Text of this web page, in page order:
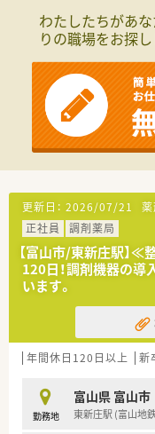
◎全国に約350店
◎最新システムの
患者さまとのコミ
◎患者様のＱＯＬ
導入した薬歴管理
導入や健康フェ
げています。
◎在宅取り扱い店
る薬局のために取
＼こんな働き方で
患者さまの生活の
ます。
◎勤務時間は18時
います。
◎地域の患者さん
＼充実のシステム／
◎作業の機械化、
◎レセプト用コン
させています。
◎レセプト入力と
◎ピッキング・散
◎最新のＩＣＴを
師さんの負担軽減
わたしたちがあ
りの職場をお探し
更新日： 2026/07/21 薬
正社員
調剤薬局
【富山市/東新庄駅】
120日！調剤機器の導
います。
年間休日120日以上 新
勤務地
富山県 富山市
東新庄駅 (富山地